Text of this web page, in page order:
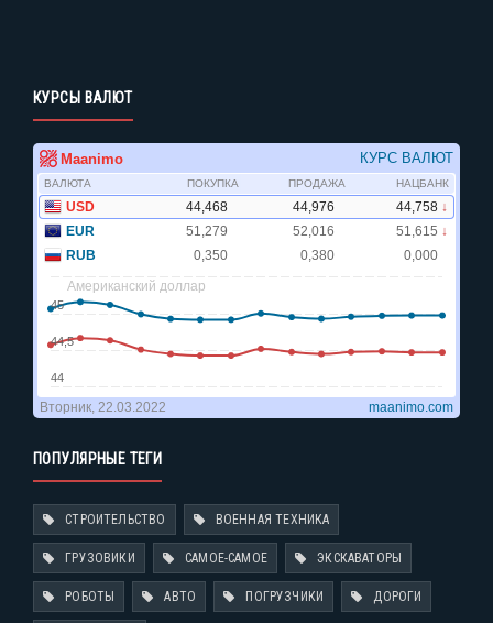
КУРСЫ ВАЛЮТ
ПОПУЛЯРНЫЕ ТЕГИ
СТРОИТЕЛЬСТВО ВОЕННАЯ ТЕХНИКА
ГРУЗОВИКИ САМОЕ-САМОЕ ЭКСКАВАТОРЫ
РОБОТЫ АВТО ПОГРУЗЧИКИ ДОРОГИ